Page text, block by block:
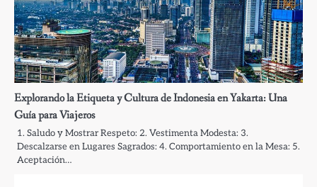
Explorando la Etiqueta y Cultura de Indonesia en Yakarta: Una
Guía para Viajeros
1. Saludo y Mostrar Respeto: 2. Vestimenta Modesta: 3.
Descalzarse en Lugares Sagrados: 4. Comportamiento en la Mesa: 5.
Aceptación…